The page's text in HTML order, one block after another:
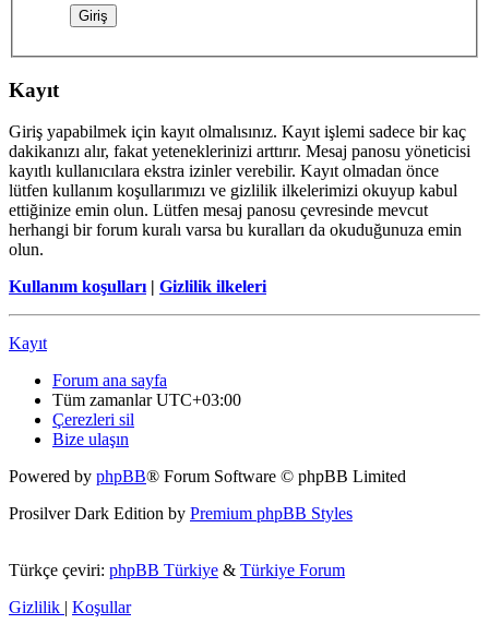
Kayıt
Giriş yapabilmek için kayıt olmalısınız. Kayıt işlemi sadece bir kaç
dakikanızı alır, fakat yeteneklerinizi arttırır. Mesaj panosu yöneticisi
kayıtlı kullanıcılara ekstra izinler verebilir. Kayıt olmadan önce
lütfen kullanım koşullarımızı ve gizlilik ilkelerimizi okuyup kabul
ettiğinize emin olun. Lütfen mesaj panosu çevresinde mevcut
herhangi bir forum kuralı varsa bu kuralları da okuduğunuza emin
olun.
Kullanım koşulları | Gizlilik ilkeleri
Kayıt
Forum ana sayfa
Tüm zamanlarUTC+03:00
Çerezleri sil
Bize ulaşın
Powered by phpBB® Forum Software © phpBB Limited
Prosilver Dark Edition by Premium phpBB Styles
Türkçe çeviri: phpBB Türkiye & Türkiye Forum
Gizlilik | Koşullar